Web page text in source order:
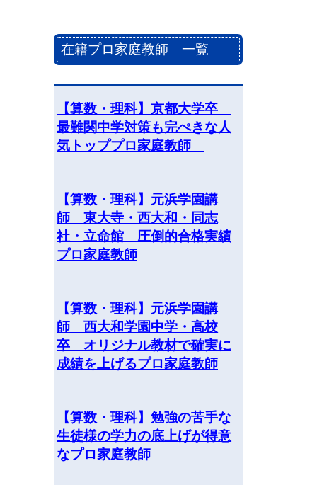
在籍プロ家庭教師 一覧
【算数・理科】京都大学卒
最難関中学対策も完ぺきな人
気トッププロ家庭教師
【算数・理科】元浜学園講
師 東大寺・西大和・同志
社・立命館 圧倒的合格実績
プロ家庭教師
【算数・理科】元浜学園講
師 西大和学園中学・高校
卒 オリジナル教材で確実に
成績を上げるプロ家庭教師
【算数・理科】勉強の苦手な
生徒様の学力の底上げが得意
なプロ家庭教師